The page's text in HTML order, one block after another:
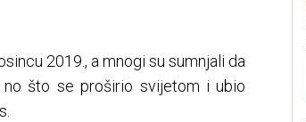
2019., a mnogi su sumnjali da
što se proširio svijetom i ubio